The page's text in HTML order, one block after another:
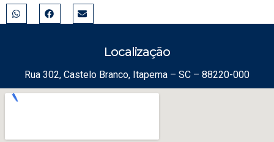
Localização
Rua 302, Castelo Branco, Itapema – SC – 88220-000